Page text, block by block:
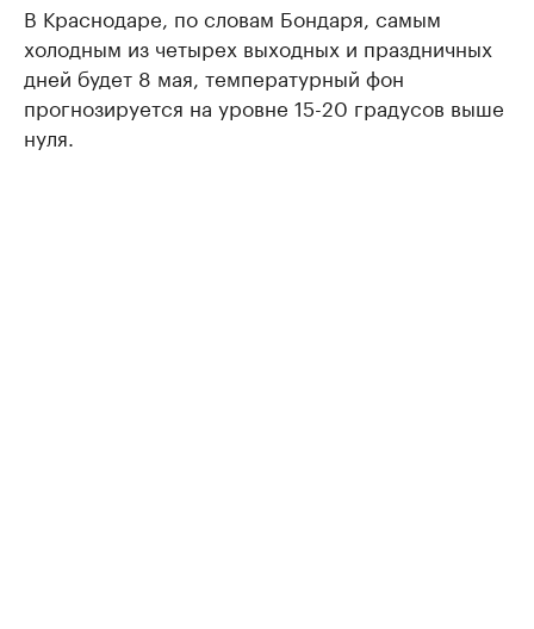
В Краснодаре, по словам Бондаря, самым
холодным из четырех выходных и праздничных
дней будет 8 мая, температурный фон
прогнозируется на уровне 15-20 градусов выше
нуля.